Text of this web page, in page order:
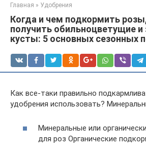
Главная » Удобрения
Когда и чем подкормить
получить обильноцветущие
кусты: 5 основных сезонных
Как все-таки правильно
удобрения использовать?
Минеральные или
для роз Органические